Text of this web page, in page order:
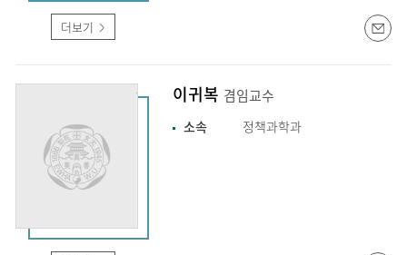
더보기
이귀복 겸임교수
소속 정책과학과